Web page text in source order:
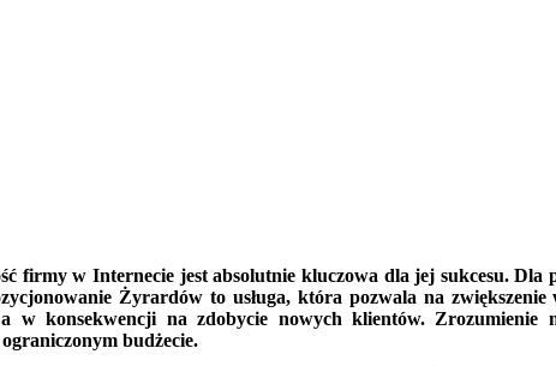
firmy w Internecie jest absolutnie kluczowa dla jej sukcesu.
Żyrardów to usługa, która pozwala na
konsekwencji na zdobycie nowych klientów. Zrozumienie
budżecie.